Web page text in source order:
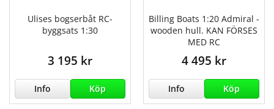
Ulises bogserbåt RC-
byggsats 1:30
3 195 kr
Info Köp
Billing Boats 1:20 Admiral -
wooden hull. KAN FÖRSES
MED RC
4 495 kr
Info Köp